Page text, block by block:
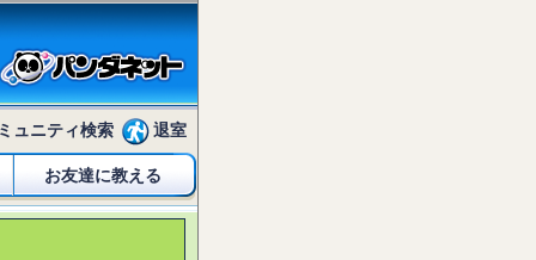
ュニティ検索 退室
お友達に教える